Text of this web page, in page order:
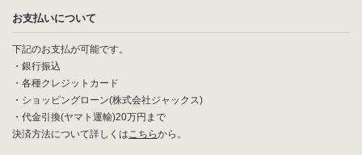
お支払いについて
下記のお支払が可能です。
・銀行振込
・各種クレジットカード
・ショッピングローン(株式会社ジャックス)
・代金引換(ヤマト運輸)20万円まで
決済方法について詳しくはこちらから。